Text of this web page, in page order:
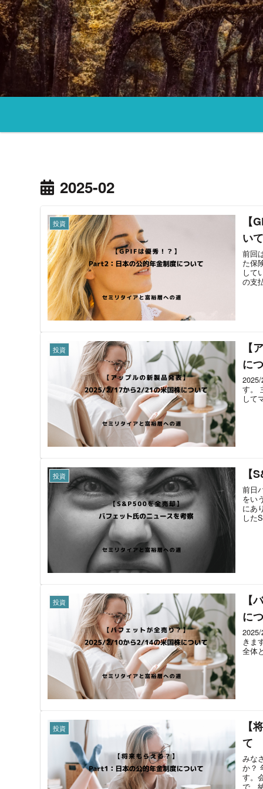
2025-02
投資
【
い
前回
た保
して
の支
投資
【
に
す。
して
投資 【
前日
をい
にあ
した
投資
【
に
きま
全体
投資
【
て
みな
か？
す。
で、